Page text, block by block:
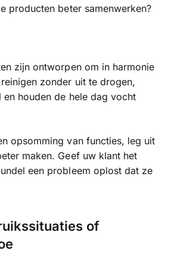
producten beter samenwerken?
zijn ontworpen om in harmonie
zonder uit te drogen,
houden de hele dag vocht
opsomming van functies, leg uit
maken. Geef uw klant het
een probleem oplost dat ze
of